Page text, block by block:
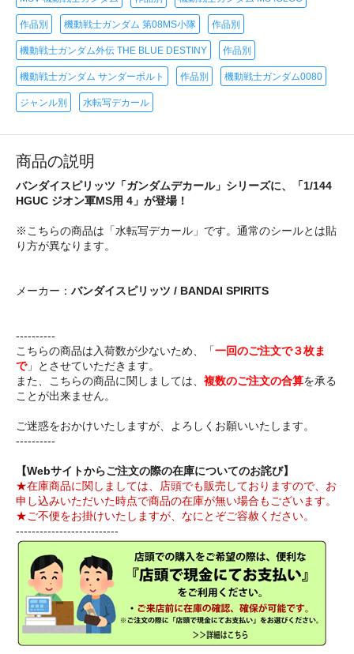
作品別 機動戦士ガンダム 第08MS小隊 作品別
機動戦士ガンダム外伝 THE BLUE DESTINY 作品別
機動戦士ガンダム サンダーボルト 作品別 機動戦士ガンダム0080
ジャンル別 水転写デカール
商品の説明
バンダイスピリッツ「ガンダムデカール」シリーズに、「1/144
HGUC ジオン軍MS用 4」が登場！
※こちらの商品は「水転写デカール」です。通常のシールとは貼
り方が異なります。
メーカー： バンダイスピリッツ / BANDAI SPIRITS
----------
こちらの商品は入荷数が少ないため、「一回のご注文で３枚ま
で」とさせていただきます。
また、こちらの商品に関しましては、 複数のご注文の合算を承る
ことが出来ません。
ご迷惑をおかけいたしますが、よろしくお願いいたします。
----------
【Webサイトからご注文の際の在庫についてのお詫び】
★在庫商品に関しましては、店頭でも販売しておりますので、お
申し込みいただいた時点で商品の在庫が無い場合もございます。
★ご不便をお掛けいたしますが、なにとぞご容赦ください。
--------------------------